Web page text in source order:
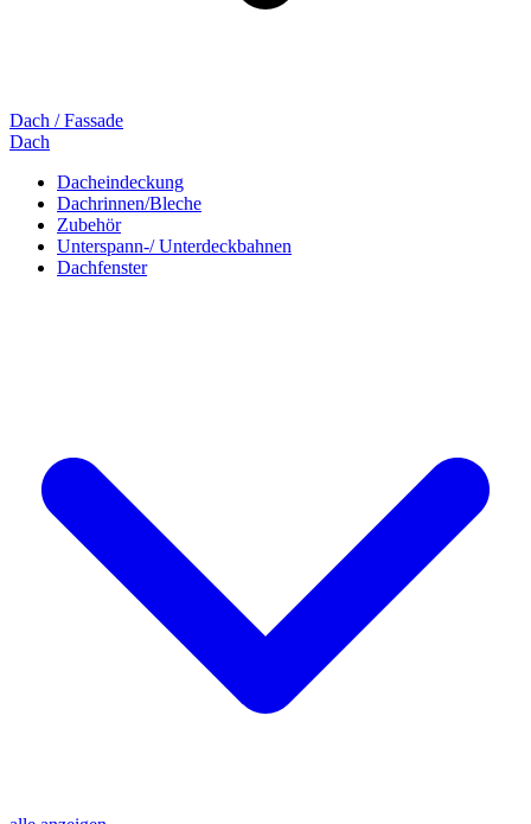
Dach / Fassade
Dach
Dacheindeckung
Dachrinnen/Bleche
Zubehör
Unterspann-/ Unterdeckbahnen
Dachfenster